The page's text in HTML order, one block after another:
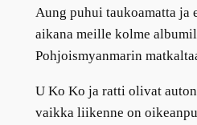
Aung puhui taukoamatta ja
aikana meille kolme
Pohjoismyanmarin
U Ko Ko ja ratti olivat
vaikka liikenne on